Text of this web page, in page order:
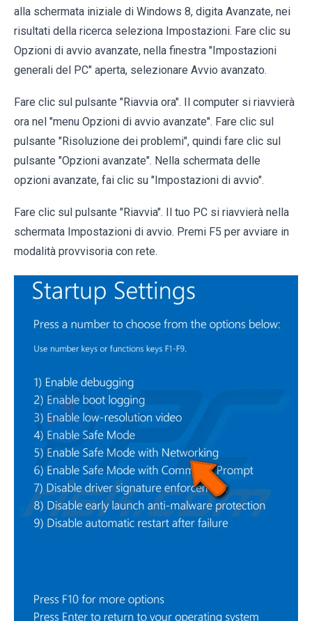
alla schermata iniziale di Windows 8, digita Avanzate, nei
risultati della ricerca seleziona Impostazioni. Fare clic su
Opzioni di avvio avanzate, nella finestra "Impostazioni
generali del PC" aperta, selezionare Avvio avanzato.
Fare clic sul pulsante "Riavvia ora". Il computer si riavvierà
ora nel "menu Opzioni di avvio avanzate". Fare clic sul
pulsante "Risoluzione dei problemi", quindi fare clic sul
pulsante "Opzioni avanzate". Nella schermata delle
opzioni avanzate, fai clic su "Impostazioni di avvio".
Fare clic sul pulsante "Riavvia". Il tuo PC si riavvierà nella
schermata Impostazioni di avvio. Premi F5 per avviare in
modalità provvisoria con rete.